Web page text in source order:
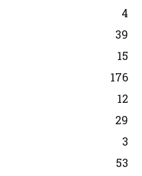
4
39
15
176
12
29
3
53